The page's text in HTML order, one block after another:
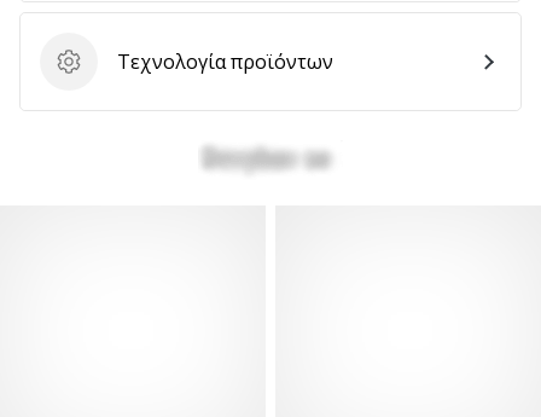
Τεχνολογία προϊόντων
Τεχνολογία προϊόντων